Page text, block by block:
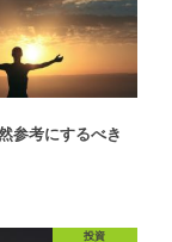
参考にするべき
投資